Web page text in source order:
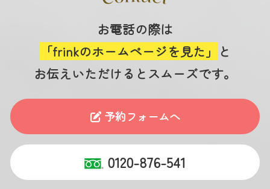
お電話の際は
「frinkのホームページを見た」 と
お伝えいただけるとスムーズです。
予約フォームへ
0120-876-541